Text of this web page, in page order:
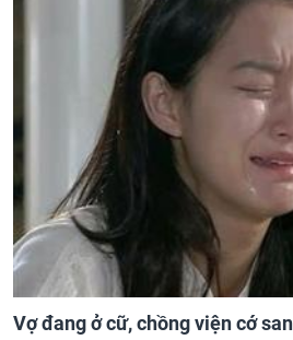
Vợ đang ở cữ, chồng viện cớ